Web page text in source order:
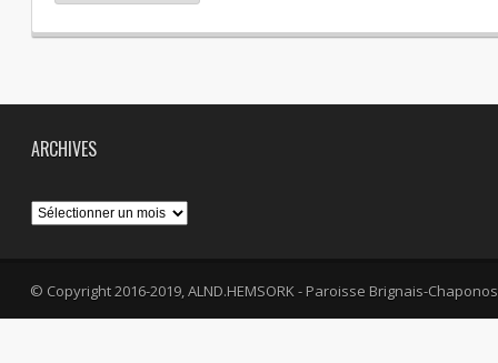
ARCHIVES
Archives
© Copyright 2016-2019, ALND.HEMSORK - Paroisse Brignais-